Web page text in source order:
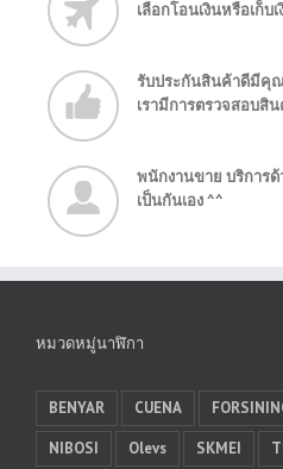
เลือกโอนเงินหรือเก็บ
รับประกันสินค้าดีมีคุ
เรามีการตรวจสอบสิ
พนักงานขาย บริการด้
เป็นกันเอง ^^
หมวดหมู่นาฬิกา
BENYAR CUENA
NIBOSI
Olevs SKMEI